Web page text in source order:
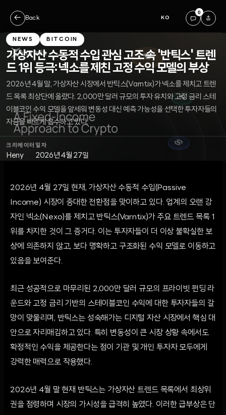
← Back KO
0
NEWS BITCOIN
가상자산 수동적 수입 관심 고조 속 '반틱스' 트렌
드 1위 등극: 넥소를 제친 고정 수익 모델의 부상
2026년 4월 말, 가상자산 시장에서 반틱스(Varntix)가 넥소를 제치고 트렌
드 목록 최상단에 올랐다. 2,000만 달러 규모의 투자 유치와 고정 금리 스테
이블코인 수익 모델을 앞세워 변동성 대신 예측 가능성을 선택한 투자자들의
자금을 빠르게 흡수하고 있다.
크리에이터
Heny
일자
2026년 4월 27일
2026년 4월 27일 현재, 가상자산 수동적 수입(Passive
Income) 시장이 중대한 전환점을 맞이하고 있다. 업계의 오랜 강
자인 넥소(Nexo)를 제치고 반틱스(Varntix)가 주요 트렌드 목록 1
위를 차지한 것이 그 증거다. 이는 투자자들이 더 이상 불확실한 보
상에 의존하지 않고, 보다 명확하고 구조화된 수익 모델로 이동하고
있음을 보여준다.
최근 성공적으로 마무리된 2,000만 달러 규모의 프라이빗 펀딩 라
운드와 고정 금리 기반의 스테이블코인 수익에 대한 투자자들의 갈
망이 맞물리며, 반틱스는 성숙해가는 디지털 자산 시장에서 핵심 대
안으로 자리매김하고 있다. 특히 변동성이 큰 시장 상황 속에서도
확정적인 수익을 제공한다는 점이 기관 및 개인 투자자 모두에게
강력한 매력으로 작용했다.
2026년 4월 말 현재 반틱스는 가상자산 트렌드 목록에서 최상위
권을 점령하며 시장의 가시성을 급격히 높였다. 이러한 급부상은 단